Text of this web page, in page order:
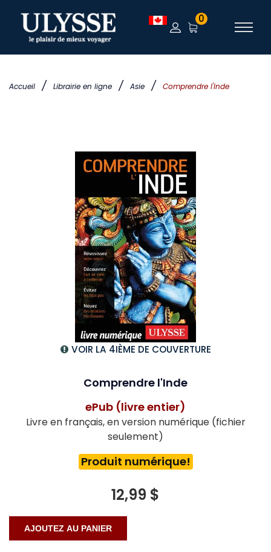
Accueil / Librairie en ligne / Asie / Comprendre l'Inde
0
VOIR LA 4IÈME DE COUVERTURE
Comprendre l'Inde
ePub (livre entier)
Livre en français, en version numérique (fichier
seulement)
Produit numérique!
12,99 $